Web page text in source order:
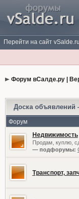
Перейти на сайт vSalde.ru
Форум вСалде.ру |
Доска
Форум
Недвижимость
Продам, куплю,
— подфорумы:
Транспорт,